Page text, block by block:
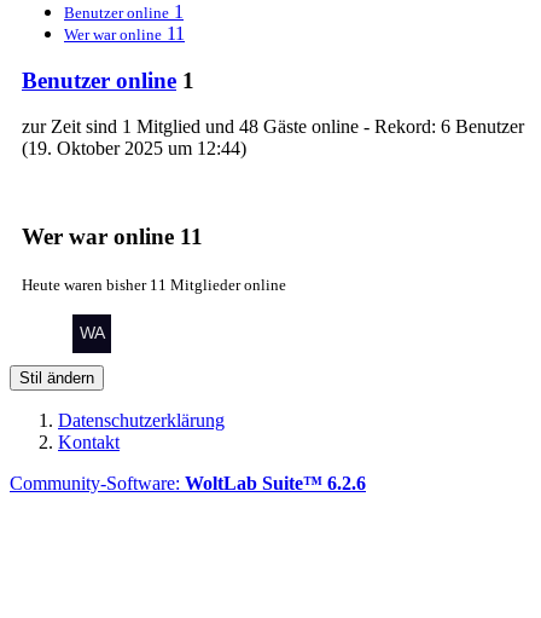
Benutzer online 1
Wer war online 11
Benutzer online 1
zur Zeit sind 1 Mitglied und 48 Gäste online - Rekord: 6 Benutzer
(19. Oktober 2025 um 12:44)
Wer war online 11
Heute waren bisher 11 Mitglieder online
Stil ändern
Datenschutzerklärung
Kontakt
Community-Software: WoltLab Suite™ 6.2.6